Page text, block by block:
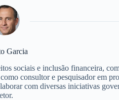
Garcia
sociais e inclusão financeira,
consultor e pesquisador em
com diversas iniciativas